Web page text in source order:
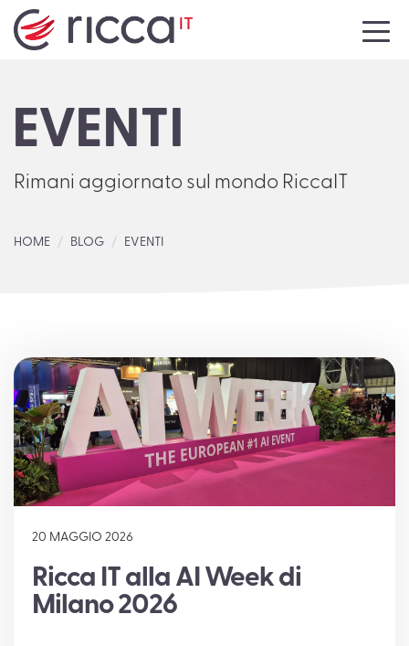
SERVIZI
LAVORA CON NOI
SUPPORTO
EVENTI
Rimani aggiornato sul mondo RiccaIT
HOME BLOG EVENTI
20 MAGGIO 2026
Ricca IT alla AI Week di
Milano 2026